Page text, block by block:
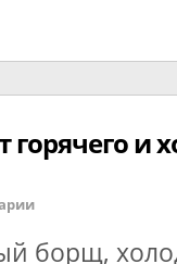
горячего и
борщ,